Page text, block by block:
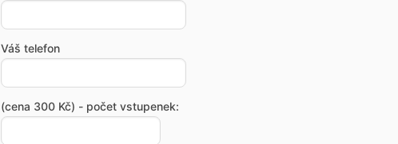
Váš telefon
(cena 300 Kč) - počet vstupenek: